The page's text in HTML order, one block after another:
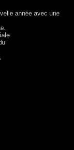
année avec une